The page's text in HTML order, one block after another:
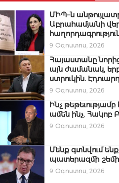
ՄԻՊ–ն
Աբրահամյանի
9 Օգոստոս, 2026
Հայաստանը
այն ժամանակ,
ստրուկին.
9 Օգոստոս, 2026
Ինչ
ամեն ինչ. Հակոբ
9 Օգոստոս, 2026
Մենք գտնվում
պատերազմի
9 Օգոստոս, 2026